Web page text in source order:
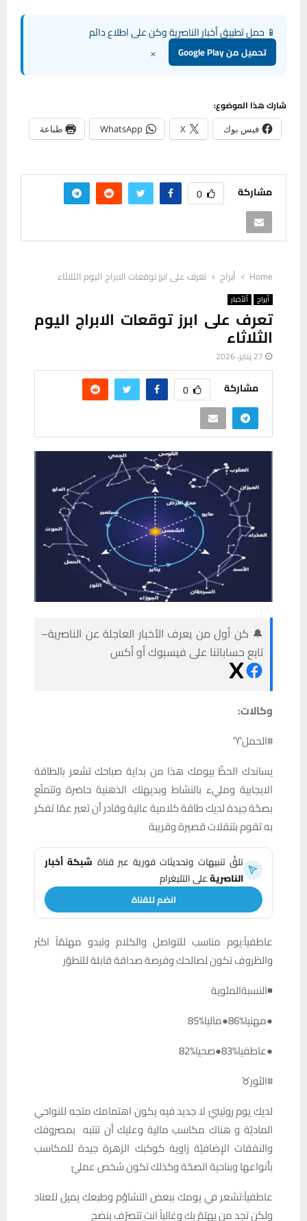
📱 حمل تطبيق أخبار الناصرية وكن على اطلاع دائم
تحميل من Google Play ×
شارك هذا الموضوع:
فيس بوك X
WhatsApp طباعة
مشاركة 0
Home أبراج تعرف على ابرز توقعات الابراج اليوم الثلاثاء
أبراج ألأخبار
تعرف على ابرز توقعات الابراج اليوم
الثلاثاء
27 يناير، 2026
مشاركة 0
🔔 كن أول من يعرف الأخبار العاجلة عن الناصرية–
تابع حساباتنا على فيسبوك أو أكس
وكالات:
#الحمل♈️
يساندك الحظّ بيومك هذا من بداية صباحك تشعر بالطاقة
الايجابية ومليء بالنشاط وبديهتك الذهنية حاضرة وتتمتّع
بصحّة جيدة لديك طاقة كلامية عالية وقادر أن تعبر عمّا تفكر
به تقوم بتنقلات قصيرة وقريبة
تلقَّ تنبيهات وتحديثات فورية عبر قناة شبكة أخبار
الناصريةعلى التليغرام
انضم للقناة
عاطفيآ:يوم مناسب للتواصل والكلام وتبدو مهتمّاً اكثر
والظروف تكون لصالحك وفرصة صداقة قابلة للتطوّر
◾النسبةالمئوية
●مهنيا%86●ماليا%85
●عاطفيا%83●صحيا%82
#الثور♉️
لديك يوم روتينيّ لا جديد فيه يكون اهتمامك متجه للنواحي
الماديّة و هناك مكاسب مالية وعليك أن تنتبه بمصروفك
والنفقات الإضافيّة زاوية كوكبك الزهرة جيدة للمكاسب
بأنواعها وبناحية الصحّة وكذلك تكون شخص عمليّ
عاطفيآ:تشعر في يومك ببعض التشاؤم وطبعك يميل للعناد
ولكن تجد من يهتمّ بك وغالباً انت تتصرّف بنضج